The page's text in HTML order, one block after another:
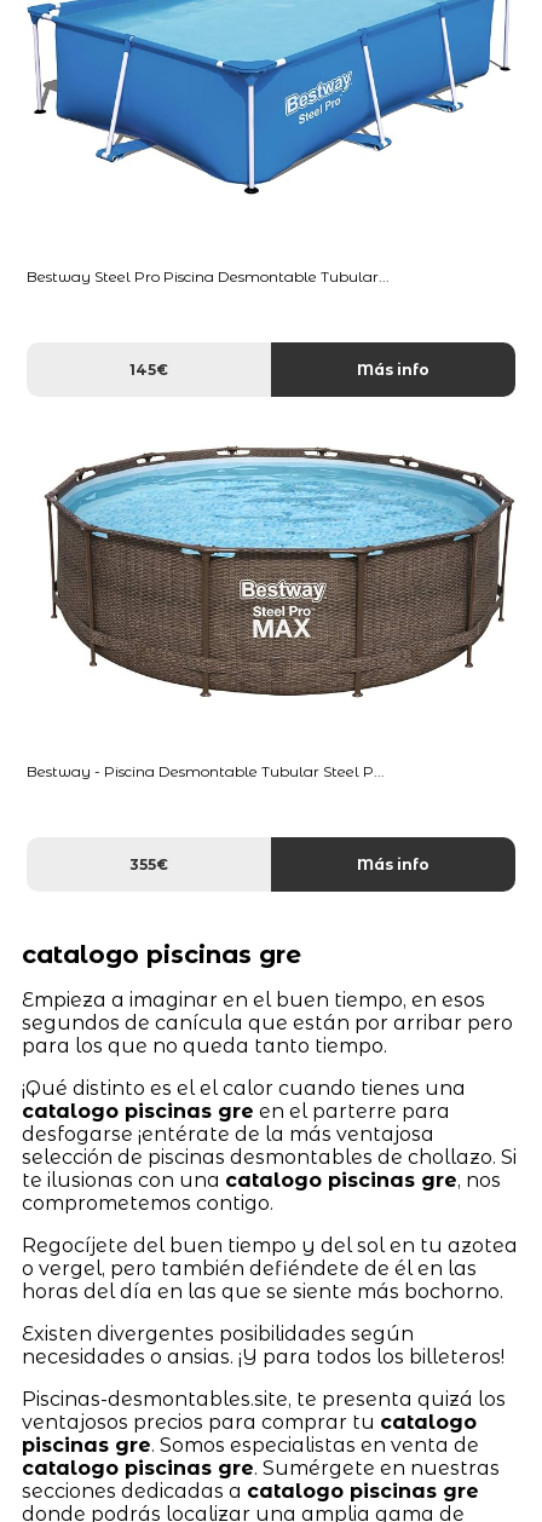
Bestway Steel Pro Piscina Desmontable Tubular...
145€ Más info
Bestway - Piscina Desmontable Tubular Steel P...
355€ Más info
catalogo piscinas gre
Empieza a imaginar en el buen tiempo, en esos
segundos de canícula que están por arribar pero
para los que no queda tanto tiempo.
¡Qué distinto es el el calor cuando tienes una
catalogo piscinas gre en el parterre para
desfogarse ¡entérate de la más ventajosa
selección de piscinas desmontables de chollazo. Si
te ilusionas con una catalogo piscinas gre, nos
comprometemos contigo.
Regocíjete del buen tiempo y del sol en tu azotea
o vergel, pero también defiéndete de él en las
horas del día en las que se siente más bochorno.
Existen divergentes posibilidades según
necesidades o ansias. ¡Y para todos los billeteros!
Piscinas-desmontables.site, te presenta quizá los
ventajosos precios para comprar tu catalogo
piscinas gre. Somos especialistas en venta de
catalogo piscinas gre. Sumérgete en nuestras
secciones dedicadas a catalogo piscinas gre
donde podrás localizar una amplia gama de